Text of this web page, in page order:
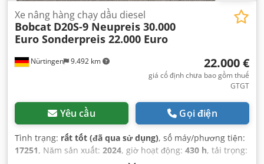
Nürtingen 9.492 km
Xe nâng hàng chạy dầu diesel
Bobcat D20S-9 Neupreis 30.000
Euro Sonderpreis 22.000 Euro
22.000 €
giá cố định chưa bao gồm thuế
GTGT
Yêu cầu Gọi điện
Tình trạng: rất tốt (đã qua sử dụng), số máy/phương tiện:
17251, Năm sản xuất: 2024, giờ hoạt động: 430 h, tải trọng: